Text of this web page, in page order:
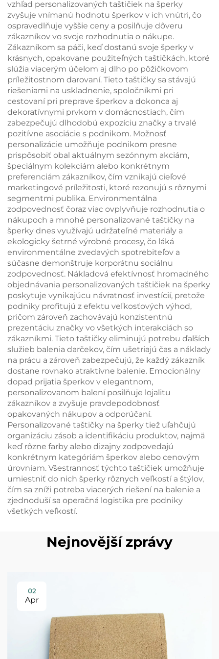
vzhľad personalizovaných taštičiek na šperky
zvyšuje vnímanú hodnotu šperkov v ich vnútri, čo
ospravedlňuje vyššie ceny a posilňuje dôveru
zákazníkov vo svoje rozhodnutia o nákupe.
Zákazníkom sa páči, keď dostanú svoje šperky v
krásnych, opakovane použiteľných taštičkách, ktoré
slúžia viacerým účelom aj dlho po pôžičkovom
príležitostnom darovaní. Tieto taštičky sa stávajú
riešeniami na uskladnenie, spoločníkmi pri
cestovaní pri preprave šperkov a dokonca aj
dekoratívnymi prvkom v domácnostiach, čím
zabezpečujú dlhodobú expozíciu značky a trvalé
pozitívne asociácie s podnikom. Možnosť
personalizácie umožňuje podnikom presne
prispôsobiť obal aktuálnym sezónnym akciám,
špeciálnym kolekciám alebo konkrétnym
preferenciám zákazníkov, čím vznikajú cieľové
marketingové príležitosti, ktoré rezonujú s rôznymi
segmentmi publika. Environmentálna
zodpovednosť čoraz viac ovplyvňuje rozhodnutia o
nákupoch a mnohé personalizované taštičky na
šperky dnes využívajú udržateľné materiály a
ekologicky šetrné výrobné procesy, čo láká
environmentálne zvedavých spotrebiteľov a
súčasne demonštruje korporátnu sociálnu
zodpovednosť. Nákladová efektívnosť hromadného
objednávania personalizovaných taštičiek na šperky
poskytuje vynikajúcu návratnosť investícií, pretože
podniky profitujú z efektu veľkosťových výhod,
pričom zároveň zachovávajú konzistentnú
prezentáciu značky vo všetkých interakciách so
zákazníkmi. Tieto taštičky eliminujú potrebu ďalších
služieb balenia darčekov, čím ušetriajú čas a náklady
na prácu a zároveň zabezpečujú, že každý zákazník
dostane rovnako atraktívne balenie. Emocionálny
dopad prijatia šperkov v elegantnom,
personalizovanom balení posilňuje lojalitu
zákazníkov a zvyšuje pravdepodobnosť
opakovaných nákupov a odporúčaní.
Personalizované taštičky na šperky tiež uľahčujú
organizáciu zásob a identifikáciu produktov, najmä
keď rôzne farby alebo dizajny zodpovedajú
konkrétnym kategóriám šperkov alebo cenovým
úrovniam. Všestrannosť týchto taštičiek umožňuje
umiestniť do nich šperky rôznych veľkostí a štýlov,
čím sa zníži potreba viacerých riešení na balenie a
zjednoduší sa operačná logistika pre podniky
všetkých veľkostí.
Nejnovější zprávy
02
Apr